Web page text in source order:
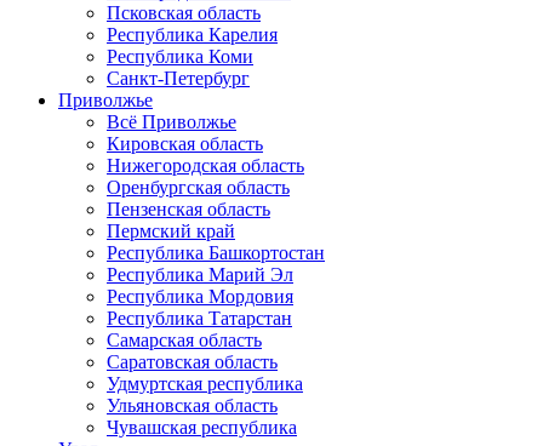
Псковская область
Республика Карелия
Республика Коми
Санкт-Петербург
Приволжье
Всё Приволжье
Кировская область
Нижегородская область
Оренбургская область
Пензенская область
Пермский край
Республика Башкортостан
Республика Марий Эл
Республика Мордовия
Республика Татарстан
Самарская область
Саратовская область
Удмуртская республика
Ульяновская область
Чувашская республика